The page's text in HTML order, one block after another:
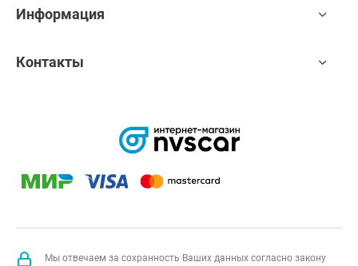
Информация
Контакты
Мы отвечаем за сохранность Ваших данных согласно закону